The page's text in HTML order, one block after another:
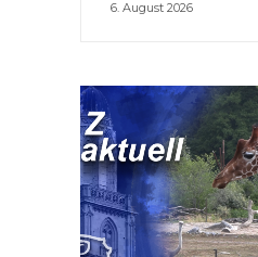
6. August 2026